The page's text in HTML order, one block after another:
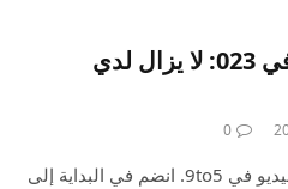
9to5Mac العمل الإضافي 023: لا يزال لدي
0
جيف هو رئيس إنتاج محتوى الفيديو في 9to5. انضم في البداية إلى